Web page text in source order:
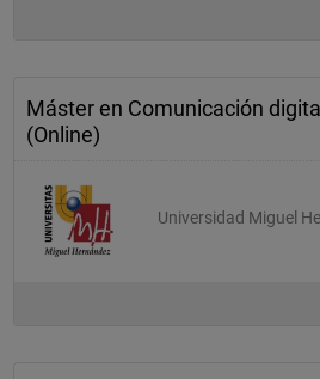
Máster en Comunicación
(Online)
Universidad Miguel